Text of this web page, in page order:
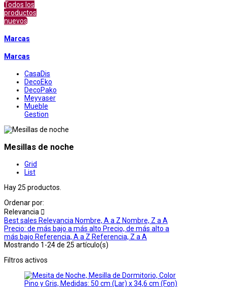
Todos los
productos
nuevos
Marcas
Marcas
CasaDis
DecoEko
DecoPako
Meyvaser
Mueble
Gestion
Mesillas de noche
Grid
List
Hay 25 productos.
Ordenar por:
Relevancia 
Best sales Relevancia Nombre, A a Z Nombre, Z a A
Precio: de más bajo a más alto Precio, de más alto a
más bajo Referencia, A a Z Referencia, Z a A
Mostrando 1-24 de 25 artículo(s)
Filtros activos